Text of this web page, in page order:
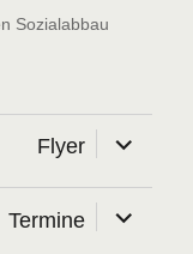
Sozialabbau
Flyer öffnen
Termine öffnen